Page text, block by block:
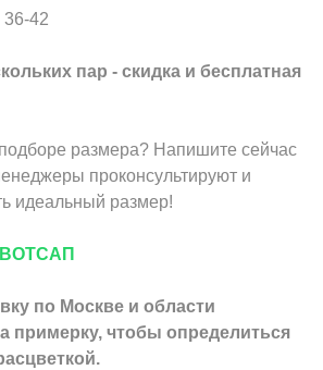
36-42
пар - скидка и бесплатная
размера? Напишите сейчас
проконсультируют и
идеальный размер!
по Москве и области
примерку, чтобы определиться